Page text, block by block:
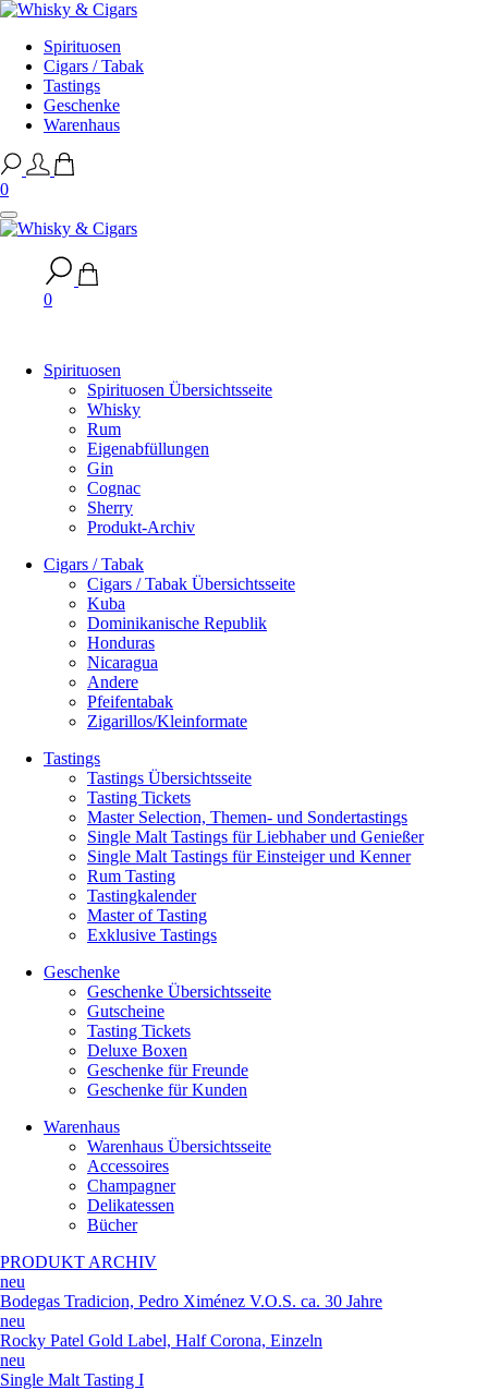
Spirituosen
Cigars / Tabak
Tastings
Geschenke
Warenhaus
0
0
Spirituosen
Spirituosen Übersichtsseite
Whisky
Rum
Eigenabfüllungen
Gin
Cognac
Sherry
Produkt-Archiv
Cigars / Tabak
Cigars / Tabak Übersichtsseite
Kuba
Dominikanische Republik
Honduras
Nicaragua
Andere
Pfeifentabak
Zigarillos/Kleinformate
Tastings
Tastings Übersichtsseite
Tasting Tickets
Master Selection, Themen- und Sondertastings
Single Malt Tastings für Liebhaber und Genießer
Single Malt Tastings für Einsteiger und Kenner
Rum Tasting
Tastingkalender
Master of Tasting
Exklusive Tastings
Geschenke
Geschenke Übersichtsseite
Gutscheine
Tasting Tickets
Deluxe Boxen
Geschenke für Freunde
Geschenke für Kunden
Warenhaus
Warenhaus Übersichtsseite
Accessoires
Champagner
Delikatessen
Bücher
PRODUKT ARCHIV
neu
Bodegas Tradicion, Pedro Ximénez V.O.S. ca. 30 Jahre
neu
Rocky Patel Gold Label, Half Corona, Einzeln
neu
Single Malt Tasting I